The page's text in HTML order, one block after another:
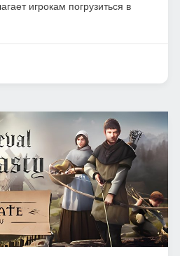
игрокам погрузиться в